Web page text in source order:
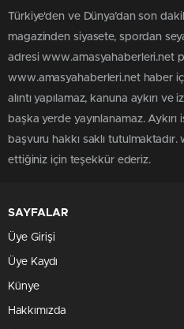
Türkiye'den ve Dünya’dan son
magazinden siyasete, spordan
adresi www.amasyahaberleri.net
www.amasyahaberleri.net haber
alıntı yapılamaz, kanuna aykırı
başka yerde yayınlanamaz.
başvuru hakkı saklı
ettiğiniz için teşekkür ederiz.
SAYFALAR
Üye Girişi
Üye Kaydı
Künye
Hakkımızda